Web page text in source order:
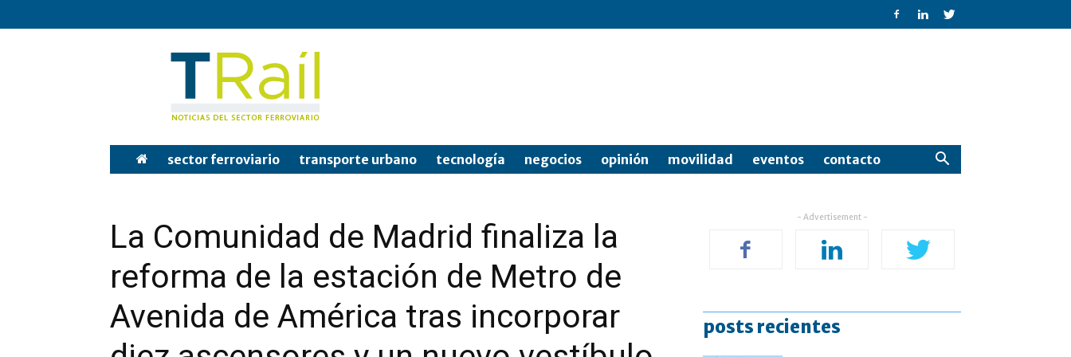
Tren
sector ferroviario transporte urbano tecnología negocios opinión movilidad eventos contacto
La Comunidad de Madrid finaliza la
reforma de la estación de Metro de
Avenida de América tras incorporar
- Advertisement -
posts recientes